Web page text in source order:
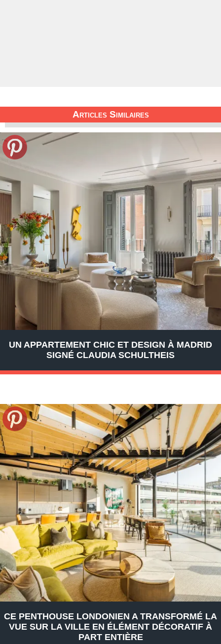
Articles Similaires
UN APPARTEMENT CHIC ET DESIGN À MADRID
SIGNÉ CLAUDIA SCHULTHEIS
CE PENTHOUSE LONDONIEN A TRANSFORMÉ LA
VUE SUR LA VILLE EN ÉLÉMENT DÉCORATIF À
PART ENTIÈRE